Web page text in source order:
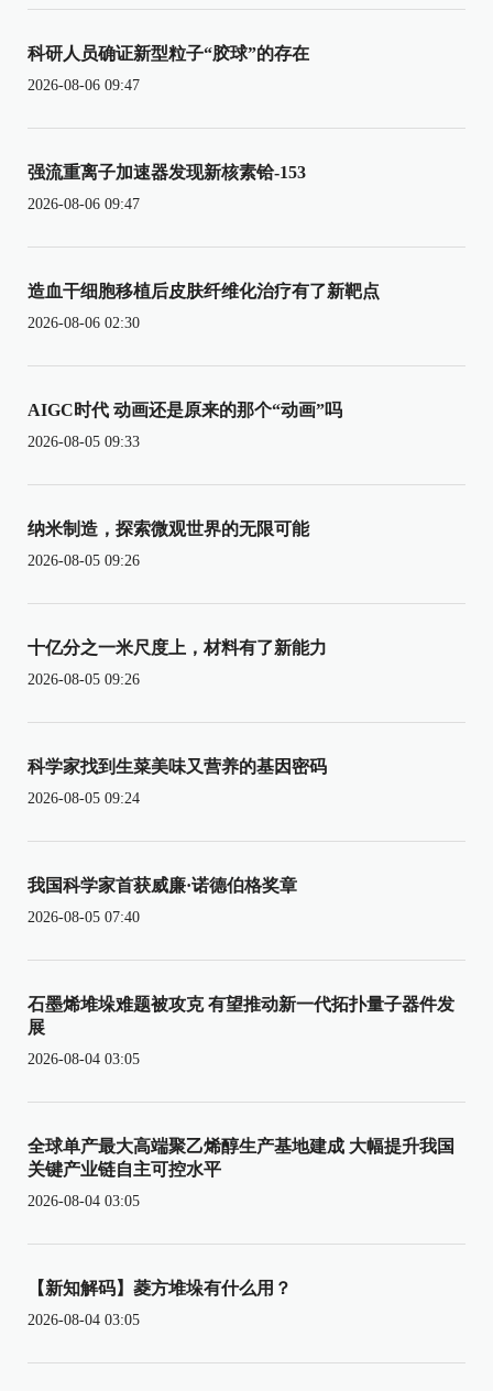
科研人员确证新型粒子“胶球”的存在
2026-08-06 09:47
强流重离子加速器发现新核素铪-153
2026-08-06 09:47
造血干细胞移植后皮肤纤维化治疗有了新靶点
2026-08-06 02:30
AIGC时代 动画还是原来的那个“动画”吗
2026-08-05 09:33
纳米制造，探索微观世界的无限可能
2026-08-05 09:26
十亿分之一米尺度上，材料有了新能力
2026-08-05 09:26
科学家找到生菜美味又营养的基因密码
2026-08-05 09:24
我国科学家首获威廉·诺德伯格奖章
2026-08-05 07:40
石墨烯堆垛难题被攻克 有望推动新一代拓扑量子器件发
展
2026-08-04 03:05
全球单产最大高端聚乙烯醇生产基地建成 大幅提升我国
关键产业链自主可控水平
2026-08-04 03:05
【新知解码】菱方堆垛有什么用？
2026-08-04 03:05